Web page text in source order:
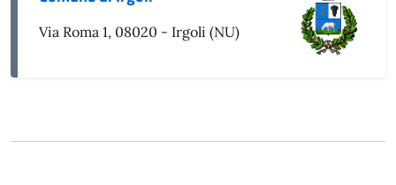
Via Roma 1, 08020 - Irgoli (NU)